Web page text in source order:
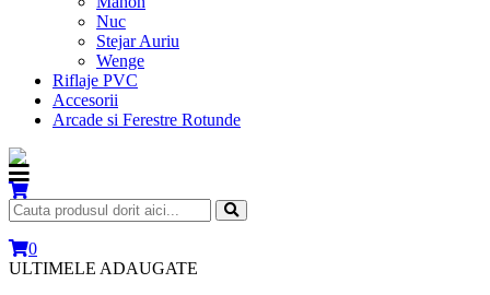
Nuc
Stejar Auriu
Wenge
Riflaje PVC
Accesorii
Arcade si Ferestre Rotunde
0
ULTIMELE ADAUGATE